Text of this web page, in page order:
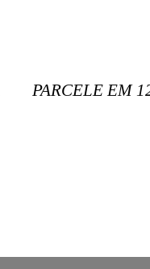
PARCELE EM